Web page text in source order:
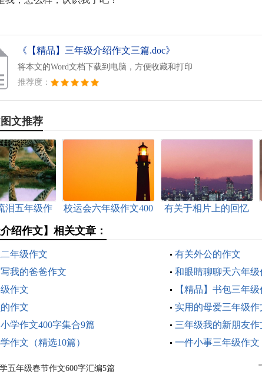
《【精品】三年级介绍作文三篇.doc》
将本文的Word文档下载到电脑，方便收藏和打印
推荐度：
文推荐
泪五年级作
校运会六年级作文400
有关于相片上的回忆
介绍作文】相关文章：
年级作文
有关外公的作文
我的爸爸作文
和眼睛聊聊天六年级
作文
【精品】书包三年
作文
实用的母爱三年级作
小学作文400字集合9篇
三年级我的新朋友作
作文（精选10篇）
一件小事三年级作文
五年级春节作文600字汇编5篇